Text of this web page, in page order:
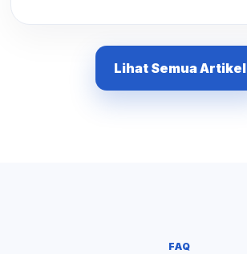
Lihat Semua Artikel
FAQ